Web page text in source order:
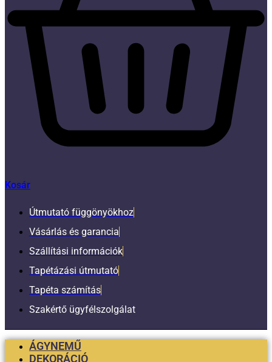
Kosár
Útmutató függönyökhoz
Vásárlás és garancia
Szállítási információk
Tapétázási útmutató
Tapéta számítás
Szakértő ügyfélszolgálat
ÁGYNEMŰ
DEKORÁCIÓ